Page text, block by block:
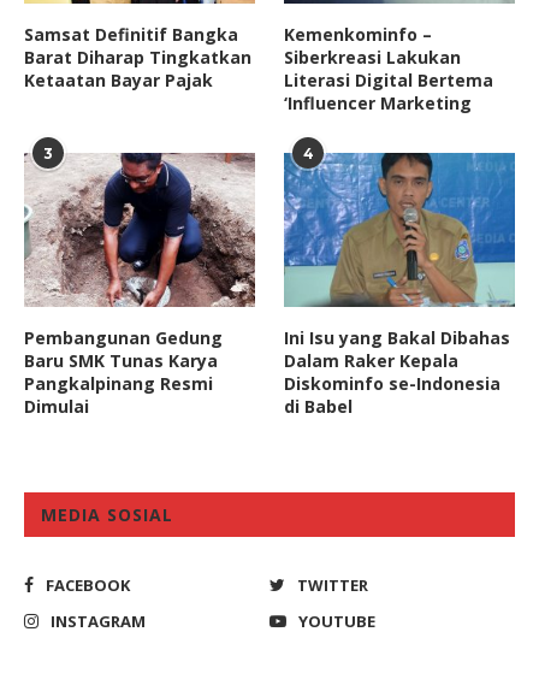
Samsat Definitif Bangka
Barat Diharap Tingkatkan
Ketaatan Bayar Pajak
Kemenkominfo –
Siberkreasi Lakukan
Literasi Digital Bertema
‘Influencer Marketing
3
Pembangunan Gedung
Baru SMK Tunas Karya
Pangkalpinang Resmi
Dimulai
4
Ini Isu yang Bakal Dibahas
Dalam Raker Kepala
Diskominfo se-Indonesia
di Babel
MEDIA SOSIAL
FACEBOOK
TWITTER
INSTAGRAM
YOUTUBE